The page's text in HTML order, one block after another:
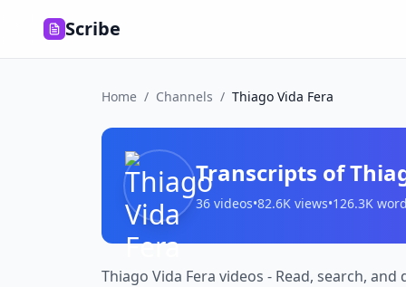
Scribe
Home / Channels / Thiago Vida Fera
Transcripts of
36 videos•82.6K views•126.3K
Thiago Vida Fera videos - Read, search,